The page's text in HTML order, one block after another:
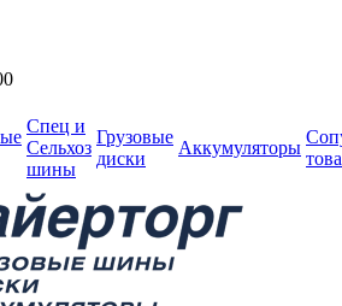
Спец и
Сельхоз
шины
Грузовые
диски
Аккумуляторы